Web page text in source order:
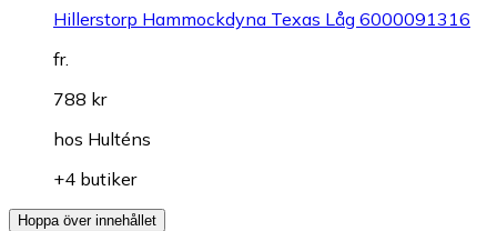
Hillerstorp Hammockdyna Texas Låg 6000091316
fr.
788 kr
hos Hulténs
+4 butiker
Hoppa över innehållet